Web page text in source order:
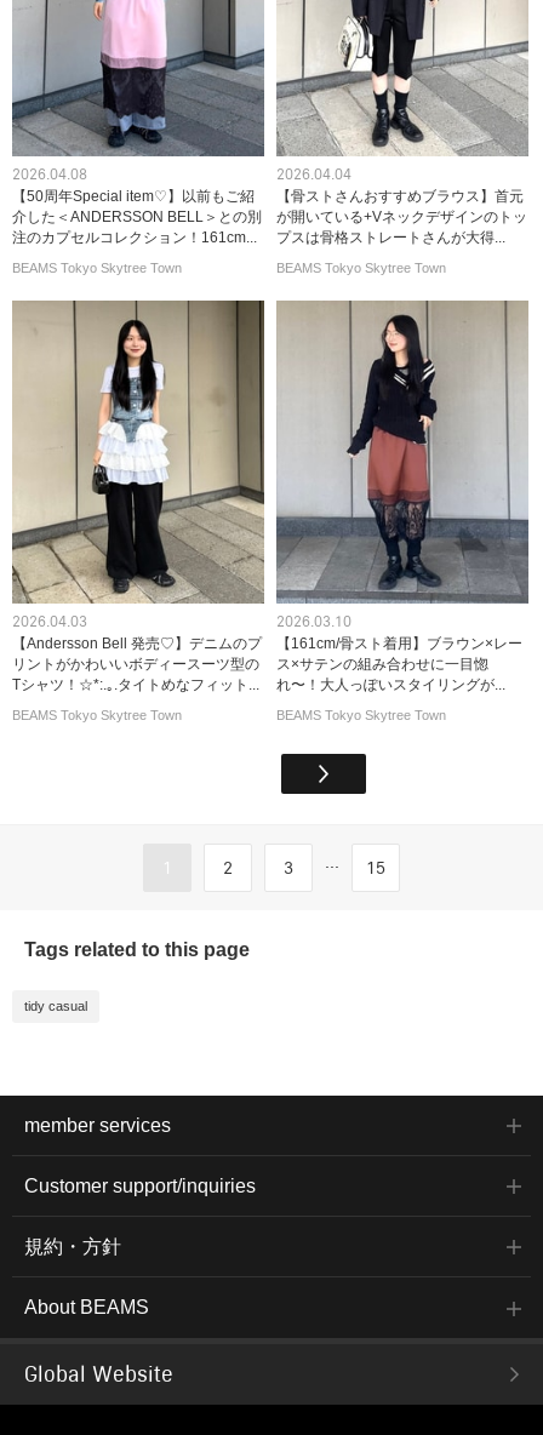
2026.04.08
【50周年Special item♡】以前もご紹
介した＜ANDERSSON BELL＞との別
注のカプセルコレクション！161cm...
BEAMS Tokyo Skytree Town
2026.04.04
【骨ストさんおすすめブラウス】首元
が開いている+Vネックデザインのトッ
プスは骨格ストレートさんが大得...
BEAMS Tokyo Skytree Town
2026.04.03
【Andersson Bell 発売♡】デニムのプ
リントがかわいいボディースーツ型の
Tシャツ！☆*:.｡.タイトめなフィット...
BEAMS Tokyo Skytree Town
2026.03.10
【161cm/骨スト着用】ブラウン×レー
ス×サテンの組み合わせに一目惚
れ〜！大人っぽいスタイリングが...
BEAMS Tokyo Skytree Town
1 2 3 ... 15
Tags related to this page
tidy casual
member services
Customer support/inquiries
規約・方針
About BEAMS
Global Website